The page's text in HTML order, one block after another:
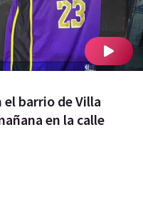
barrio de Villa
en la calle